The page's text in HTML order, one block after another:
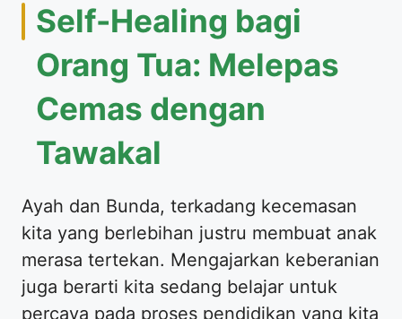
​Self-Healing bagi
Orang Tua: Melepas
Cemas dengan
Tawakal
​Ayah dan Bunda, terkadang kecemasan
kita yang berlebihan justru membuat anak
merasa tertekan. Mengajarkan keberanian
juga berarti kita sedang belajar untuk
percaya pada proses pendidikan yang kita